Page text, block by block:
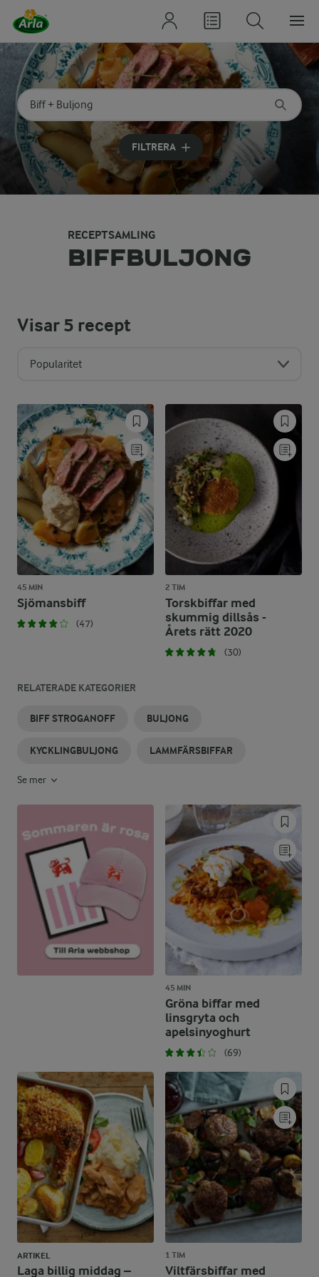
Sök på kategori eller ingrediens
Skriv in sökord för att få förslag
FILTRERA
RECEPTSAMLING
BIFFBULJONG
Visar5 recept
Popularitet
45 MIN
Sjömansbiff
(47)
2 TIM
Torskbiffar med
skummig dillsås -
Årets rätt 2020
(30)
RELATERADE KATEGORIER
BIFF STROGANOFF BULJONG
KYCKLINGBULJONG LAMMFÄRSBIFFAR
Se mer
45 MIN
Gröna biffar med
linsgryta och
apelsinyoghurt
(69)
ARTIKEL
Laga billig middag –
1 TIM
Viltfärsbiffar med